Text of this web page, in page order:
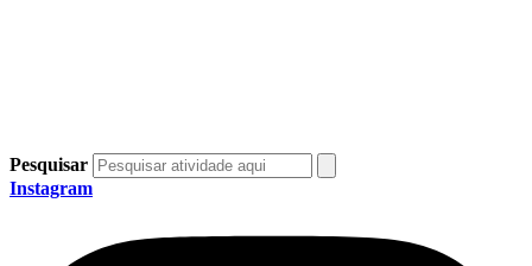
Pesquisar
Instagram